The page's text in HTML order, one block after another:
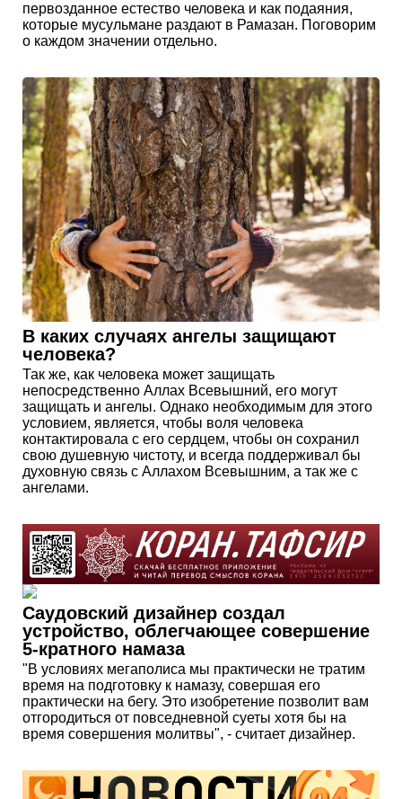
первозданное естество человека и как подаяния,
которые мусульмане раздают в Рамазан. Поговорим
о каждом значении отдельно.
В каких случаях ангелы защищают
человека?
Так же, как человека может защищать
непосредственно Аллах Всевышний, его могут
защищать и ангелы. Однако необходимым для этого
условием, является, чтобы воля человека
контактировала с его сердцем, чтобы он сохранил
свою душевную чистоту, и всегда поддерживал бы
духовную связь с Аллахом Всевышним, а так же с
ангелами.
Саудовский дизайнер создал
устройство, облегчающее совершение
5-кратного намаза
"В условиях мегаполиса мы практически не тратим
время на подготовку к намазу, совершая его
практически на бегу. Это изобретение позволит вам
отгородиться от повседневной суеты хотя бы на
время совершения молитвы", - считает дизайнер.